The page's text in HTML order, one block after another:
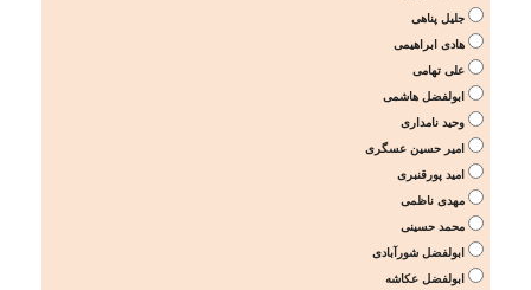
جلیل پناهی
هادی ابراهیمی
علی تهامی
ابولفضل هاشمی
وحید نامداری
امیر حسین عسگری
امید پورقنبری
مهدی ناظمی
محمد حسینی
ابولفضل شورآبادی
ابولفضل عکاشه